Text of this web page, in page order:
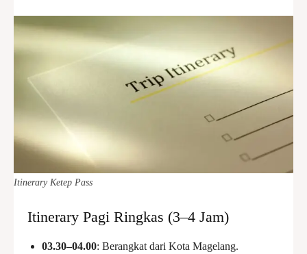
Itinerary Ketep Pass
Itinerary Pagi Ringkas (3–4 Jam)
03.30–04.00: Berangkat dari Kota Magelang.